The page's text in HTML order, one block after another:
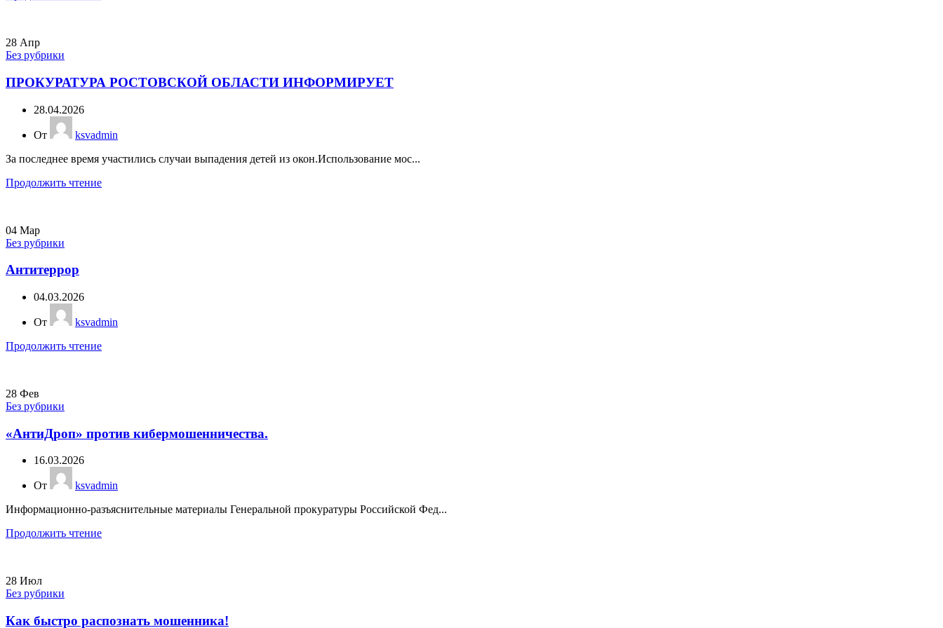
28 Апр
Без рубрики
ПРОКУРАТУРА РОСТОВСКОЙ ОБЛАСТИ ИНФОРМИРУЕТ
28.04.2026
От
ksvadmin
За последнее время участились случаи выпадения детей из окон.Использование мос...
Продолжить чтение
04 Мар
Без рубрики
Антитеррор
04.03.2026
От
ksvadmin
Продолжить чтение
28 Фев
Без рубрики
«АнтиДроп» против кибермошенничества.
16.03.2026
От
ksvadmin
Информационно-разъяснительные материалы Генеральной прокуратуры Российской Фед...
Продолжить чтение
28 Июл
Без рубрики
Как быстро распознать мошенника!